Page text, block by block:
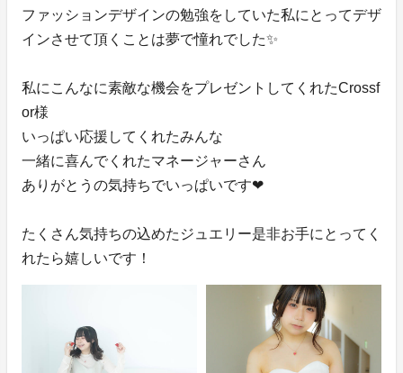
ファッションデザインの勉強をしていた私にとってデザ
インさせて頂くことは夢で憧れでした✨
私にこんなに素敵な機会をプレゼントしてくれたCrossf
or様
いっぱい応援してくれたみんな
一緒に喜んでくれたマネージャーさん
ありがとうの気持ちでいっぱいです❤
たくさん気持ちの込めたジュエリー是非お手にとってく
れたら嬉しいです！